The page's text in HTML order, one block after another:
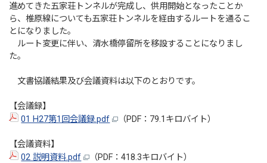
進めてきた五家荘トンネルが完成し、供用開始となったことか
ら、椎原線についても五家荘トンネルを経由するルートを通るこ
とになりました。
ルート変更に伴い、清水橋停留所を移設することになりまし
た。
文書協議結果及び会議資料は以下のとおりです。
【会議録】
01 H27第1回会議録.pdf
（PDF：79.1キロバイト）
【会議資料】
02 説明資料.pdf
（PDF：418.3キロバイト）